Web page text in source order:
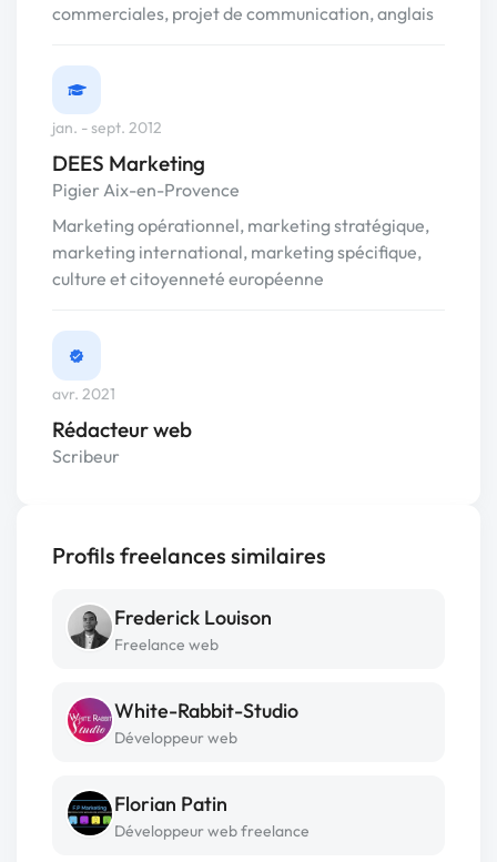
commerciales, projet de communication, anglais
jan. - sept. 2012
DEES Marketing
Pigier Aix-en-Provence
Marketing opérationnel, marketing stratégique,
marketing international, marketing spécifique,
culture et citoyenneté européenne
avr. 2021
Rédacteur web
Scribeur
Profils freelances similaires
Frederick Louison
Freelance web
White-Rabbit-Studio
Développeur web
Florian Patin
Développeur web freelance